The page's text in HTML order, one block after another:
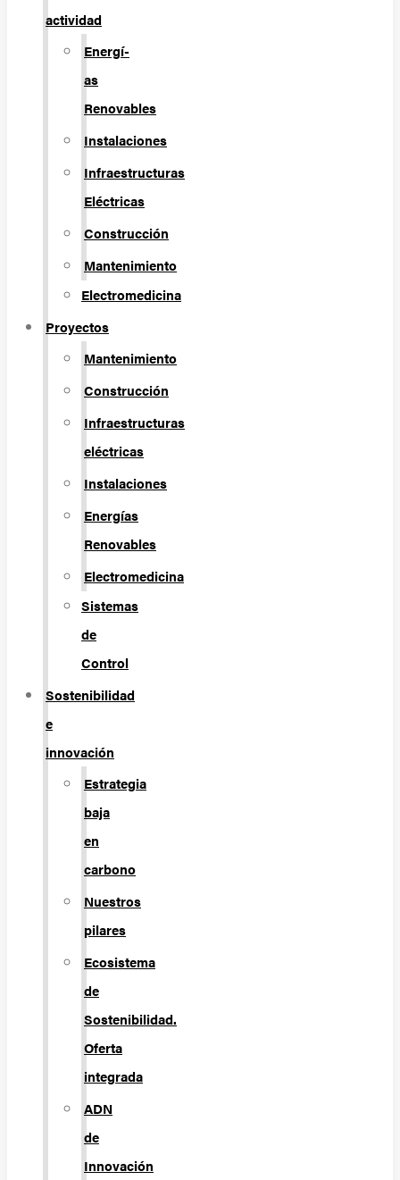
actividad
Energí­
as
Renovables
Instalaciones
Infraestructuras
Eléctricas
Construcción
Mantenimiento
Electromedicina
Proyectos
Mantenimiento
Construcción
Infraestructuras
eléctricas
Instalaciones
Energías
Renovables
Electromedicina
Sistemas
de
Control
Sostenibilidad
e
innovación
Estrategia
baja
en
carbono
Nuestros
pilares
Ecosistema
de
Sostenibilidad.
Oferta
integrada
ADN
de
Innovación